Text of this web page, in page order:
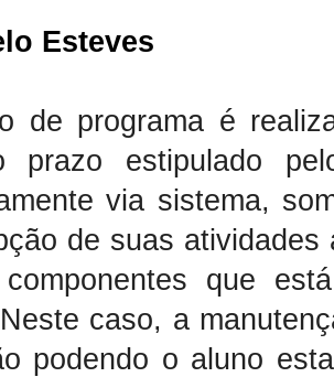
Esteves
de programa é
prazo estipulado
via sistema,
de suas
que
caso, a
podendo o aluno